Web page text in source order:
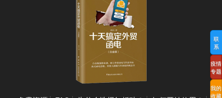
联
系
疫情
专题
我的
收藏